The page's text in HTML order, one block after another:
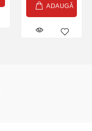
ADAUGĂ